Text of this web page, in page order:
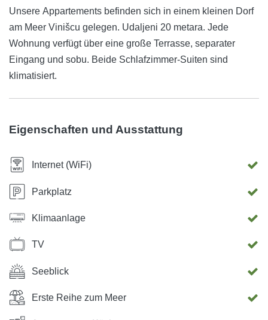
Unsere Appartements befinden sich in einem kleinen Dorf
am Meer Vinišcu gelegen. Udaljeni 20 metara. Jede
Wohnung verfügt über eine große Terrasse, separater
Eingang und sobu. Beide Schlafzimmer-Suiten sind
klimatisiert.
Eigenschaften und Ausstattung
Internet (WiFi)
Parkplatz
Klimaanlage
TV
Seeblick
Erste Reihe zum Meer